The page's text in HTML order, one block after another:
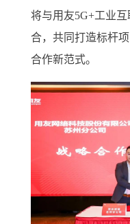
将与用友5G+工业
合，共同打造标杆
合作新范式。